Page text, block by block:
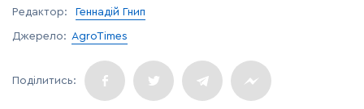
Редактор: Геннадій Гнип
Джерело: AgroTimes